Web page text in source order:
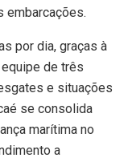
embarcações.
por dia, graças à
de três
e situações
se consolida
marítima no
a